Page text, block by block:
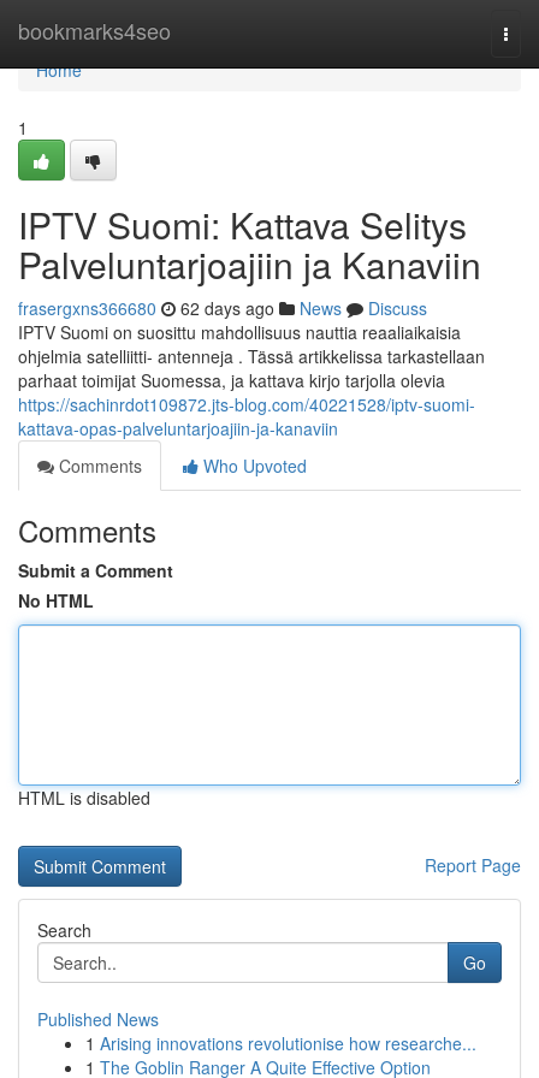
bookmarks4seo
Home
Home
1
IPTV Suomi: Kattava Selitys
Palveluntarjoajiin ja Kanaviin
frasergxns366680 62 days ago News
Discuss
IPTV Suomi on suosittu mahdollisuus nauttia reaaliaikaisia
ohjelmia satelliitti- antenneja . Tässä artikkelissa tarkastellaan
parhaat toimijat Suomessa, ja kattava kirjo tarjolla olevia
https://sachinrdot109872.jts-blog.com/40221528/iptv-suomi-
kattava-opas-palveluntarjoajiin-ja-kanaviin
Comments
Who Upvoted
Comments
Submit a Comment
No HTML
HTML is disabled
Report Page
Search
Go
Published News
1 Arising innovations revolutionise how researche...
1 The Goblin Ranger A Quite Effective Option